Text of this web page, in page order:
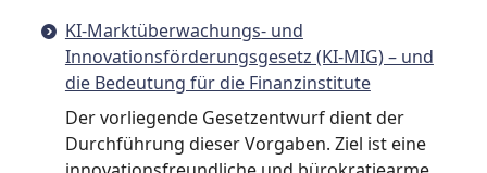
KI-Marktüberwachungs- und
Innovationsförderungsgesetz (KI-MIG) – und
die Bedeutung für die Finanzinstitute
Der vorliegende Gesetzentwurf dient der
Durchführung dieser Vorgaben. Ziel ist eine